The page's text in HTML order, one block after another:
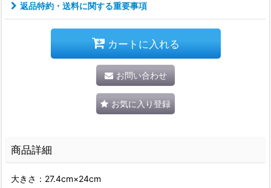
返品特約・送料に関する重要事項
カートに入れる
お問い合わせ
お気に入り登録
商品詳細
大きさ：27.4cm×24cm